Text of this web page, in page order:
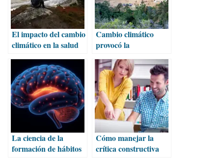
El impacto del cambio
climático en la salud
Latinoamérica
Cambio climático
provocó la
culturas Sinagua y
Anasazi
La ciencia de la
formación de hábitos
Cómo manejar la
crítica constructiva